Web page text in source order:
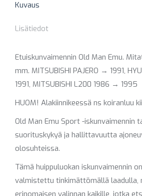
Kuvaus
Lisätiedot
Etuiskunvaimennin Old Man Emu.
mm. MITSUBISHI PAJERO → 1991,
1991, MITSUBISHI L200 1986 → 1995
HUOM! Alakiinnikeessä ns koiranluu
Old Man Emu Sport -iskunvaimennin
suorituskykyä ja hallittavuutta
olosuhteissa.
Tämä huippuluokan iskunvaimennin
valmistettu tinkimättömällä laadulla,